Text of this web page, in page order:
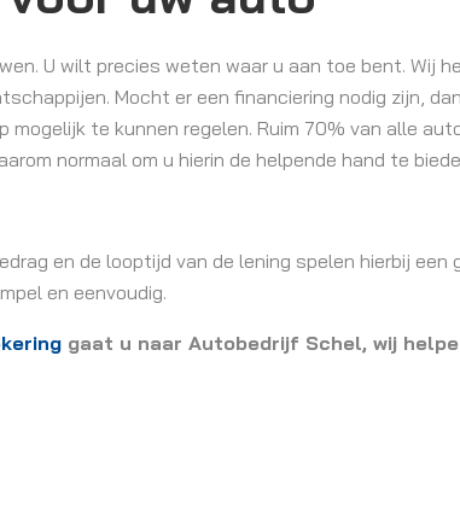
U wilt precies weten waar u aan toe bent. Wij
Mocht er een financiering nodig zijn,
mogelijk te kunnen regelen. Ruim 70% van alle
normaal om u hierin de helpende hand te
en de looptijd van de lening spelen hierbij een
en eenvoudig.
gaat u naar Autobedrijf Schel, wij